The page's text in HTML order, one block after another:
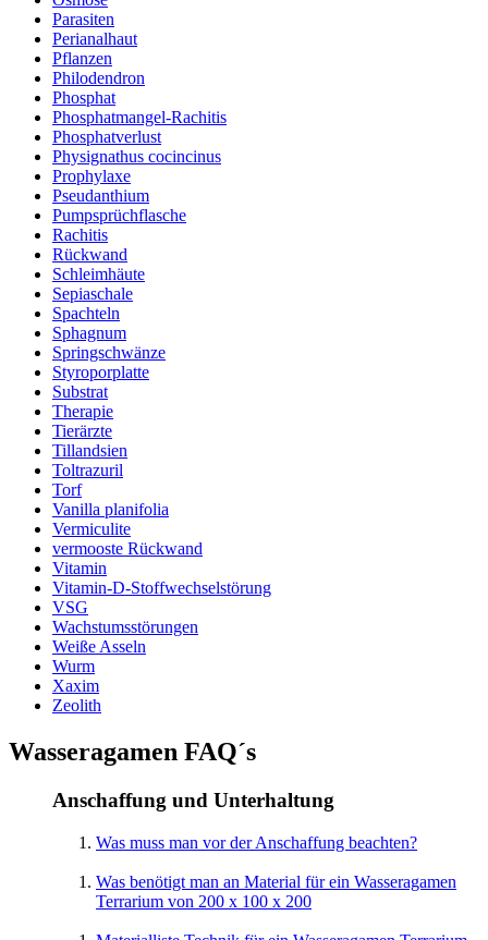
Parasiten
Perianalhaut
Pflanzen
Philodendron
Phosphat
Phosphatmangel-Rachitis
Phosphatverlust
Physignathus cocincinus
Prophylaxe
Pseudanthium
Pumpsprüchflasche
Rachitis
Rückwand
Schleimhäute
Sepiaschale
Spachteln
Sphagnum
Springschwänze
Styroporplatte
Substrat
Therapie
Tierärzte
Tillandsien
Toltrazuril
Torf
Vanilla planifolia
Vermiculite
vermooste Rückwand
Vitamin
Vitamin-D-Stoffwechselstörung
VSG
Wachstumsstörungen
Weiße Asseln
Wurm
Xaxim
Zeolith
Wasseragamen FAQ´s
Anschaffung und Unterhaltung
Was muss man vor der Anschaffung beachten?
Was benötigt man an Material für ein Wasseragamen
Terrarium von 200 x 100 x 200